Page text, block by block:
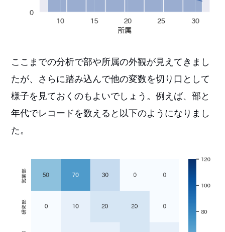
ここまでの分析で部や所属の外観が見えてきまし
たが、さらに踏み込んで他の変数を切り口として
様子を見ておくのもよいでしょう。例えば、部と
年代でレコードを数えると以下のようになりまし
た。